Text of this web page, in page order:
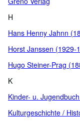
H
Hans Henny Jahnn
Horst Janssen (1929-
Hugo Steiner-Prag
K
Kinder- u.
Kulturgeschichte /